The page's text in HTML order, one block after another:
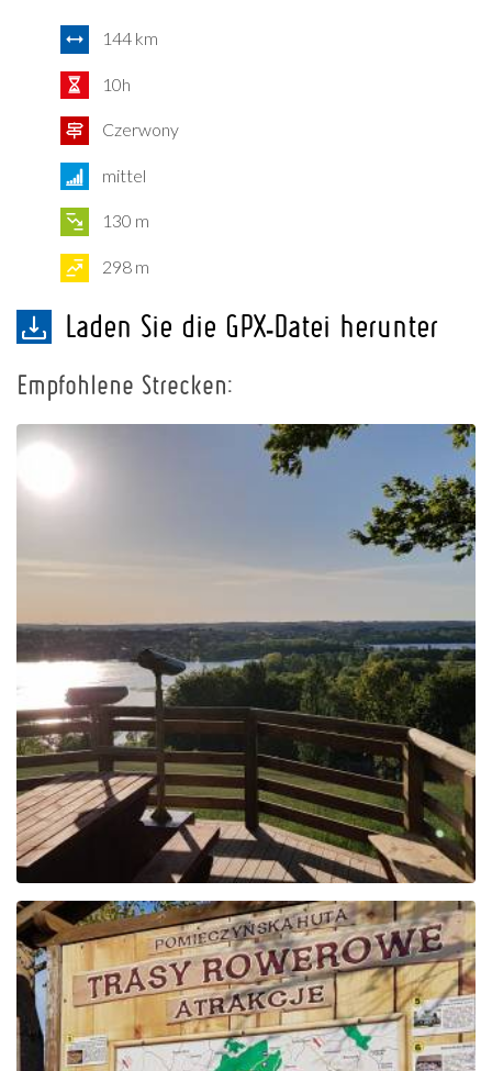
144 km
10h
Czerwony
mittel
130 m
298 m
Laden Sie die GPX-Datei herunter
Empfohlene Strecken:
Den Gesichtspunkten
der kaschubischen
Schweiz folgen